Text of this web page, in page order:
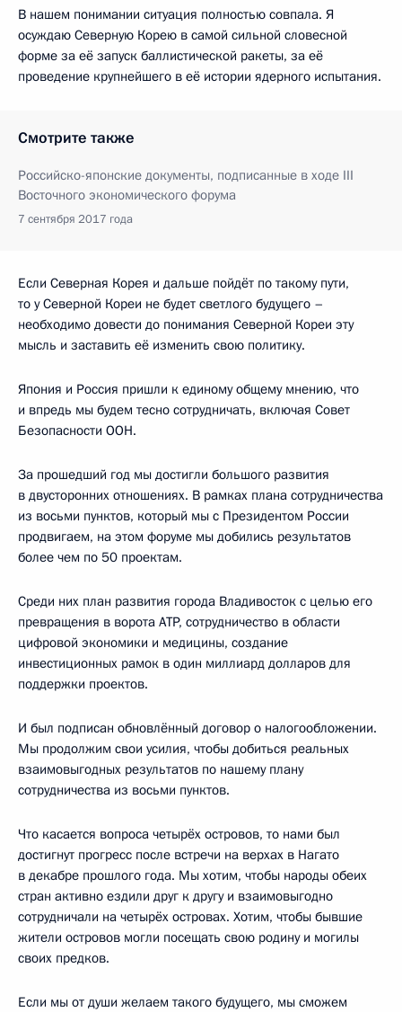
В нашем понимании ситуация полностью совпала. Я
осуждаю Северную Корею в самой сильной словесной
форме за её запуск баллистической ракеты, за её
проведение крупнейшего в её истории ядерного испытания.
Смотрите также
Российско-японские документы, подписанные в ходе III
Восточного экономического форума
7 сентября 2017 года
Если Северная Корея и дальше пойдёт по такому пути,
то у Северной Кореи не будет светлого будущего –
необходимо довести до понимания Северной Кореи эту
мысль и заставить её изменить свою политику.
Япония и Россия пришли к единому общему мнению, что
и впредь мы будем тесно сотрудничать, включая Совет
Безопасности ООН.
За прошедший год мы достигли большого развития
в двусторонних отношениях. В рамках плана сотрудничества
из восьми пунктов, который мы с Президентом России
продвигаем, на этом форуме мы добились результатов
более чем по 50 проектам.
Среди них план развития города Владивосток с целью его
превращения в ворота АТР, сотрудничество в области
цифровой экономики и медицины, создание
инвестиционных рамок в один миллиард долларов для
поддержки проектов.
И был подписан обновлённый договор о налогообложении.
Мы продолжим свои усилия, чтобы добиться реальных
взаимовыгодных результатов по нашему плану
сотрудничества из восьми пунктов.
Что касается вопроса четырёх островов, то нами был
достигнут прогресс после встречи на верхах в Нагато
в декабре прошлого года. Мы хотим, чтобы народы обеих
стран активно ездили друг к другу и взаимовыгодно
сотрудничали на четырёх островах. Хотим, чтобы бывшие
жители островов могли посещать свою родину и могилы
своих предков.
Если мы от души желаем такого будущего, мы сможем